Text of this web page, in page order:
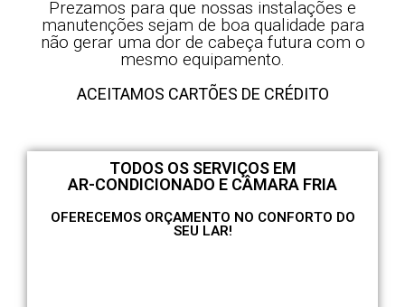
Prezamos para que nossas instalações e
manutenções sejam de boa qualidade para
não gerar uma dor de cabeça futura com o
mesmo equipamento.
ACEITAMOS CARTÕES DE CRÉDITO
TODOS OS SERVIÇOS EM
AR-CONDICIONADO E CÂMARA FRIA
OFERECEMOS ORÇAMENTO NO CONFORTO DO
SEU LAR!